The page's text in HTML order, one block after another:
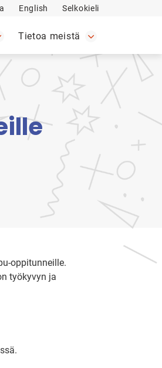
English Selkokieli
Tietoa meistä
oppitunneille.
työkyvyn ja